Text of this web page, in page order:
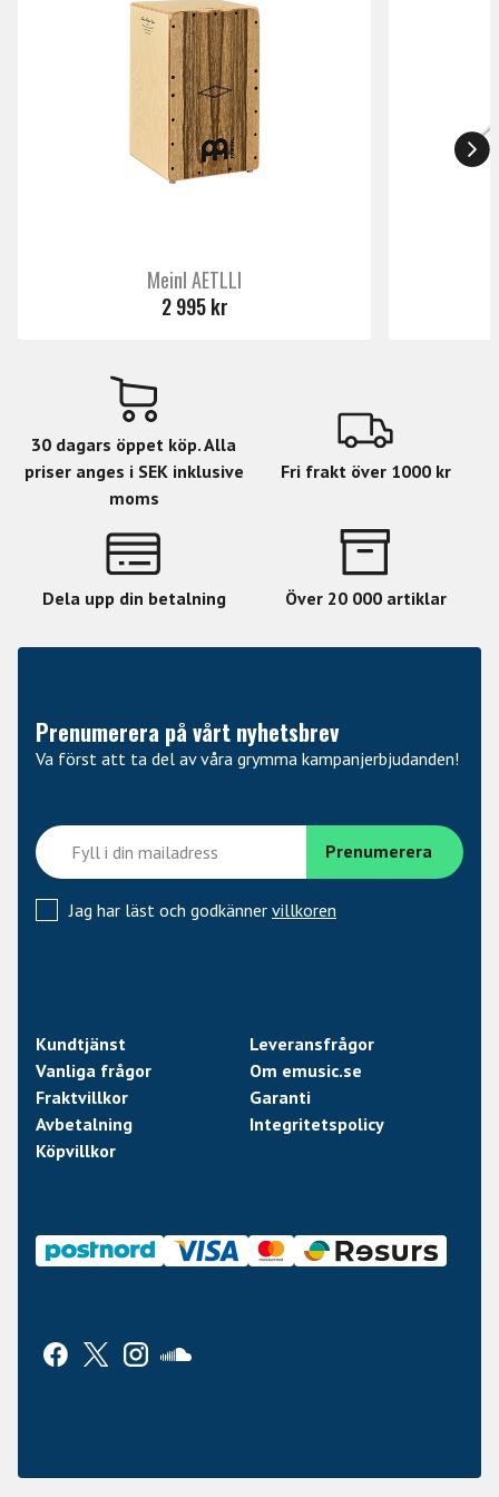
Meinl AETLLI
2 995 kr
30 dagars öppet köp. Alla
priser anges i SEK inklusive
moms
Fri frakt över 1000 kr
Dela upp din betalning Över 20 000 artiklar
Prenumerera på vårt nyhetsbrev
Va först att ta del av våra grymma kampanjerbjudanden!
Jag har läst och godkänner villkoren
Kundtjänst
Leveransfrågor
Vanliga frågor
Om emusic.se
Fraktvillkor
Garanti
Avbetalning
Integritetspolicy
Köpvillkor